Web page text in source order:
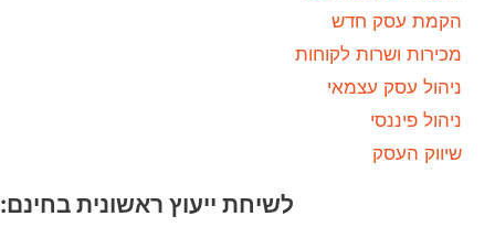
הקמת עסק חדש
מכירות ושרות לקוחות
ניהול עסק עצמאי
ניהול פיננסי
שיווק העסק
לשיחת ייעוץ ראשונית בחינם: